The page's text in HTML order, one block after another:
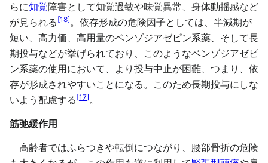
らに知覚障害として知覚過敏や味覚異常、身体動揺感など
が見られる [18]。依存形成の危険因子としては、半減期が
短い、高力価、高用量のベンゾジアゼピン系薬、そして長
期投与などが挙げられており、このようなベンゾジアゼピ
ン系薬の使用において、より投与中止が困難、つまり、依
存が形成されやすいことになる。このため長期投与にしな
いよう配慮する [17]。
筋弛緩作用
高齢者ではふらつきや転倒につながり、腰部骨折の危険